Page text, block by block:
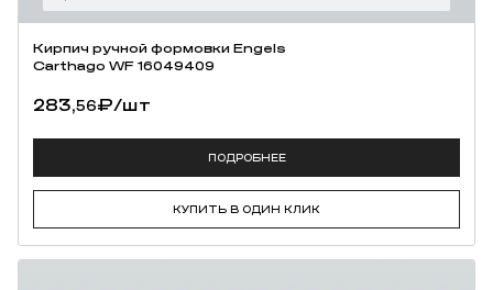
Кирпич ручной формовки Engels
Carthago WF 16049409
283,56₽/шт
ПОДРОБНЕЕ
КУПИТЬ В ОДИН КЛИК